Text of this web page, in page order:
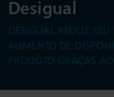
Desigual
DESIGUAL REDUZ
AUMENTO DE
PRODUTO GRAÇAS